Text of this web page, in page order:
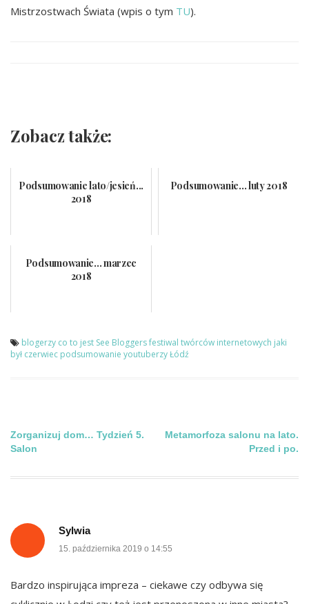
Mistrzostwach Świata (wpis o tym TU).
Zobacz także:
Podsumowanie lato/jesień...
2018
Podsumowanie... luty 2018
Podsumowanie... marzec
2018
blogerzy co to jest See Bloggersfestiwal twórców internetowych jaki
był czerwiec podsumowanie youtuberzyŁódź
Nawigacja
wpisu
Zorganizuj dom… Tydzień 5.
Salon
Metamorfoza salonu na lato.
Przed i po.
Sylwia
15. października 2019 o 14:55
Bardzo inspirująca impreza – ciekawe czy odbywa się